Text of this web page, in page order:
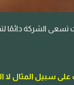
الشركة دائمًا
سبيل المثال لا